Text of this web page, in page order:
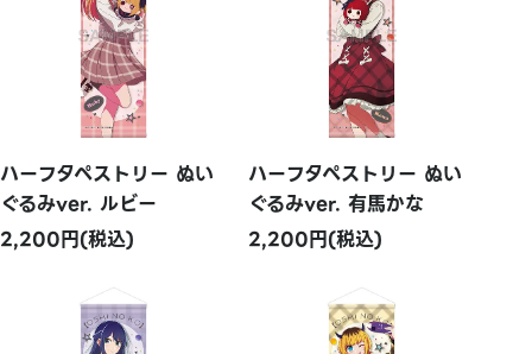
ハーフタペストリー ぬい
ぐるみver. ルビー
2,200円(税込)
ハーフタペストリー ぬい
ぐるみver. 有馬かな
2,200円(税込)